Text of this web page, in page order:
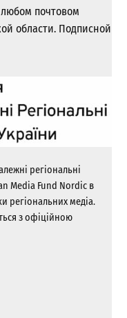
почтовом
области. Подписной
регіональні
Media Fund Nordic в
регіональних медіа.
з офіційною